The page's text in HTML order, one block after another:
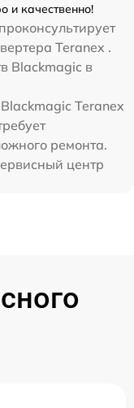
и качественно!
Teranex .
Blackmagic в
Teranex
ремонта.
центр